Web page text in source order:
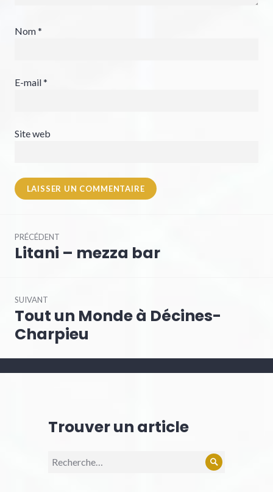
Nom*
E-mail*
Site web
PRÉCÉDENT
Litani – mezza bar
SUIVANT
Tout un Monde à Décines-
Charpieu
Trouver un article